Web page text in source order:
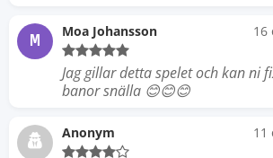
M Moa Johansson 16
Jag gillar detta spelet och kan ni
banor snälla 😊😊😊
Anonym 11